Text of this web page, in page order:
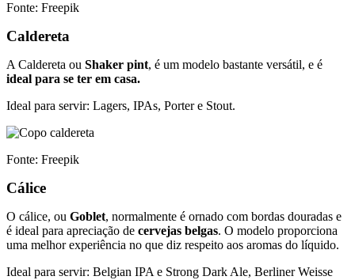
Fonte: Freepik
Caldereta
A Caldereta ou Shaker pint, é um modelo bastante versátil, e é
ideal para se ter em casa.
Ideal para servir: Lagers, IPAs, Porter e Stout.
Fonte: Freepik
Cálice
O cálice, ou Goblet, normalmente é ornado com bordas douradas e
é ideal para apreciação de cervejas belgas. O modelo proporciona
uma melhor experiência no que diz respeito aos aromas do líquido.
Ideal para servir: Belgian IPA e Strong Dark Ale, Berliner Weisse